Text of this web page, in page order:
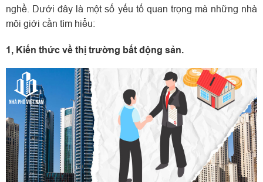
nghề . Dưới đây là một số yếu tố quan trọng mà những nhà
môi giới cần tìm hiểu:
1, Kiến thức về thị trường bất động sản.